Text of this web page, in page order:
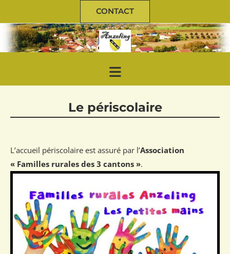
CONTACT
Le périscolaire
L’accueil périscolaire est assuré par l’Association
« Familles rurales des 3 cantons ».